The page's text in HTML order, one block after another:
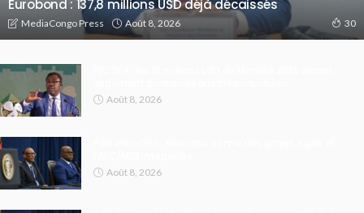
Eurobond : 137,8 millions USD déjà décaissés
MediaCongo Press Août 8, 2026 30
Août 8, 2026
Août 8, 2026